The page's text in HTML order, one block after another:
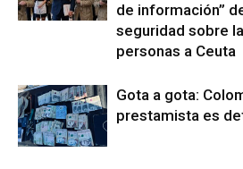
de información”
seguridad sobre
personas a Ceuta
Gota a gota:
prestamista es